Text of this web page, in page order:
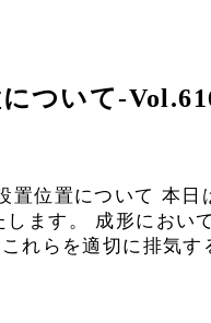
ついて-
位置について 本日
ます。 成形におい
れらを適切に排気す